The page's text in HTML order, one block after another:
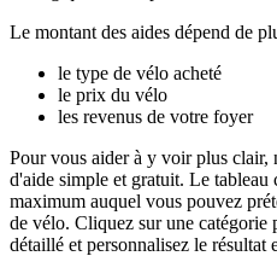
Le montant des aides dépend de
le type de vélo acheté
le prix du vélo
les revenus de votre foyer
Pour vous aider à y voir plus clair,
d'aide simple et gratuit. Le tableau
maximum auquel vous pouvez
de vélo. Cliquez sur une catégorie
détaillé et personnalisez le résultat